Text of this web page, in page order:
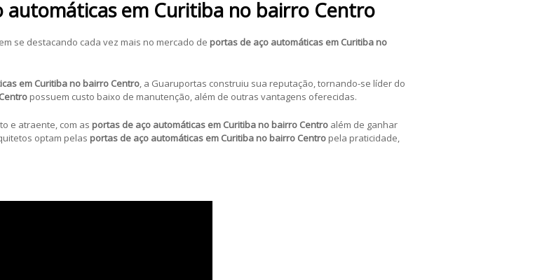
automáticas em Curitiba no bairro Centro
se destacando cada vez mais no mercado de portas de aço automáticas em Curitiba no
em Curitiba no bairro Centro, a Guaruportas construiu sua reputação, tornando-se líder do
possuem custo baixo de manutenção, além de outras vantagens oferecidas.
e atraente, com as portas de aço automáticas em Curitiba no bairro Centro além de ganhar
optam pelas portas de aço automáticas em Curitiba no bairro Centropela praticidade,